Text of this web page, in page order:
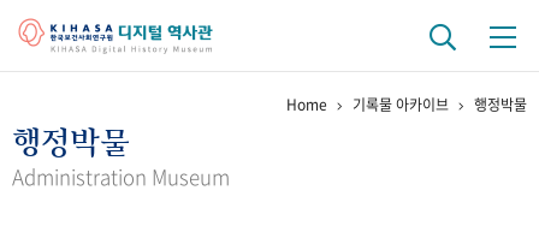
걸어온 길 기관 변천사
Home 기록물 아카이브 행정박물
행정박물
Administration Museum